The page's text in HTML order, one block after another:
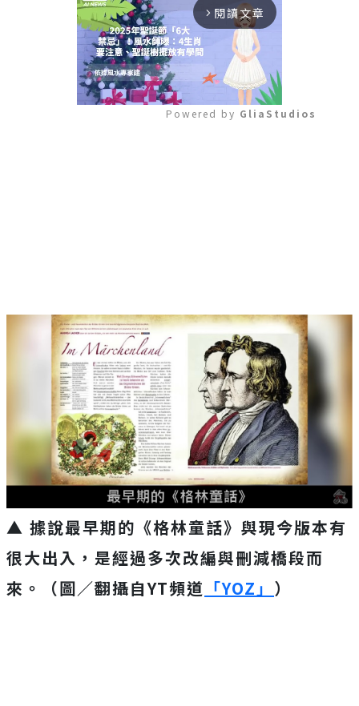
arrow_forward_ios 閱讀文章
Powered by GliaStudios
▲ 據說最早期的《格林童話》與現今版本有
很大出入，是經過多次改編與刪減橋段而
來。（圖／翻攝自YT頻道 「YOZ」 ）